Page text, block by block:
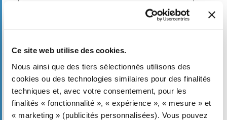
Ce site web utilise des cookies.
Nous ainsi que des tiers sélectionnés utilisons des
cookies ou des technologies similaires pour des finalités
techniques et, avec votre consentement, pour les
finalités « fonctionnalité », « expérience », « mesure » et
« marketing » (publicités personnalisées). Vous pouvez
Téléphone*
E-mail*
Profession *